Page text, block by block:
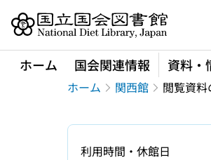
本文へ移動
ホーム 国会関連情報 資料・
ホーム 関西館 閲覧資料
利用時間・休館日